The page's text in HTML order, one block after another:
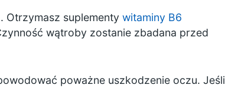
. Otrzymasz suplementy witaminy B6
wątroby zostanie zbadana przed
poważne uszkodzenie oczu. Jeśli